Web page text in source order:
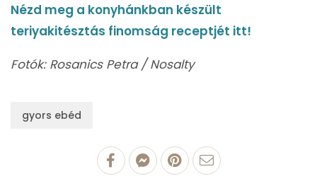
Nézd meg a konyhánkban készült
teriyakitésztás finomság receptjét itt!
Fotók: Rosanics Petra / Nosalty
gyors ebéd